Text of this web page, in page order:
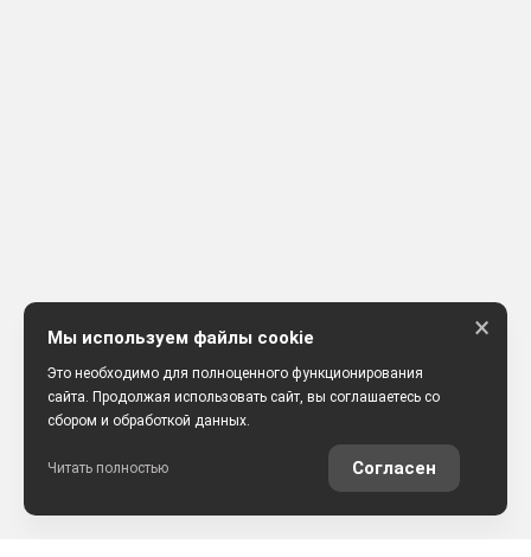
Мы используем файлы cookie
Это необходимо для полноценного функционирования
сайта. Продолжая использовать сайт, вы соглашаетесь со
сбором и обработкой данных.
Читать полностью Согласен
×